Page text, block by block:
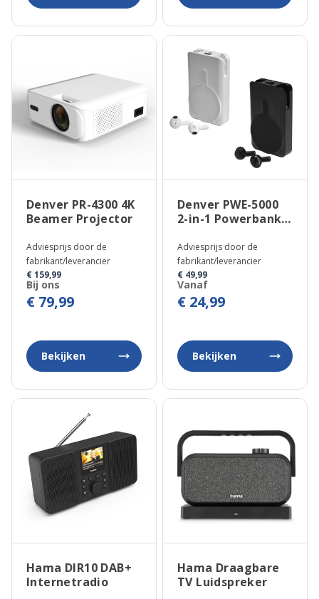
Denver PR-4300 4K
Beamer Projector
Adviesprijs door de
fabrikant/leverancier
€ 159,99
Bij ons
€ 79,99
Bekijken
Denver PWE-5000
2-in-1 Powerbank
Oordopjes
Adviesprijs door de
fabrikant/leverancier
€ 49,99
Vanaf
€ 24,99
Bekijken
Hama DIR10 DAB+
Internetradio
Hama Draagbare
TV Luidspreker